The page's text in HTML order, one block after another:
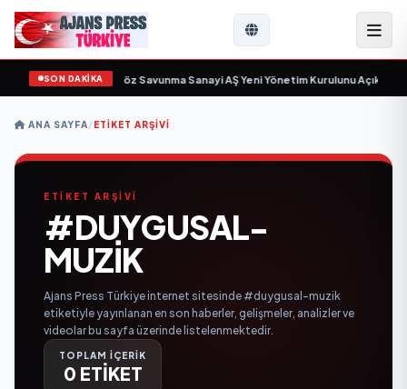
SON DAKİKA
gün sayıyor• Açıkgöz Savunma Sanayi AŞ Yeni Yönetim Kurulunu
ANA SAYFA/ETIKET ARŞIVI
ETİKET ARŞİVİ
#DUYGUSAL-
MUZIK
Ajans Press Türkiye internet sitesinde #duygusal-muzik
etiketiyle yayınlanan en son haberler, gelişmeler, analizler ve
videolar bu sayfa üzerinde listelenmektedir.
TOPLAM İÇERİK
0 ETİKET